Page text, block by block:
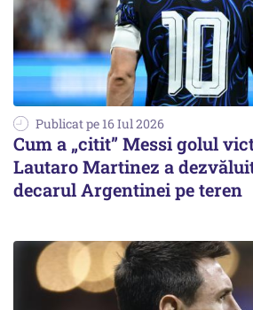
Publicat pe 16 Iul 2026
Cum a „citit” Messi golul
Lautaro Martinez a
decarul Argentinei pe teren